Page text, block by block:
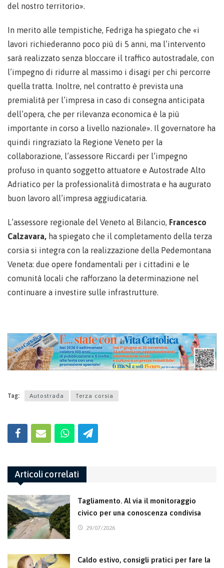
del nostro territorio».
In merito alle tempistiche, Fedriga ha spiegato che «i
lavori richiederanno poco più di 5 anni, ma l’intervento
sarà realizzato senza bloccare il traffico autostradale, con
l’impegno di ridurre al massimo i disagi per chi percorre
quella tratta. Inoltre, nel contratto è prevista una
premialità per l’impresa in caso di consegna anticipata
dell’opera, che per rilevanza economica è la più
importante in corso a livello nazionale». Il governatore ha
quindi ringraziato la Regione Veneto per la
collaborazione, l’assessore Riccardi per l’impegno
profuso in quanto soggetto attuatore e Autostrade Alto
Adriatico per la professionalità dimostrata e ha augurato
buon lavoro all’impresa aggiudicataria.
L’assessore regionale del Veneto al Bilancio, Francesco
Calzavara, ha spiegato che il completamento della terza
corsia si integra con la realizzazione della Pedemontana
Veneta: due opere fondamentali per i cittadini e le
comunità locali che rafforzano la determinazione nel
continuare a investire sulle infrastrutture.
Tag: Autostrada Terza corsia
Articoli correlati
Tagliamento. Al via il monitoraggio
civico per una conoscenza condivisa
29/07/2026
Caldo estivo, consigli pratici per fare la